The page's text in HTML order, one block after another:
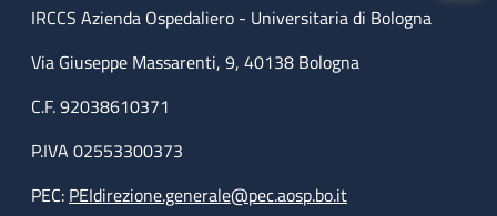
IRCCS Azienda Ospedaliero - Universitaria di Bologna
Via Giuseppe Massarenti, 9, 40138 Bologna
C.F. 92038610371
P.IVA 02553300373
PEC: PEIdirezione.generale@pec.aosp.bo.it